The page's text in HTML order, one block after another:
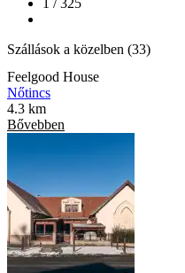
Szállások a közelben (33)
Feelgood House
Nőtincs
4.3 km
Bővebben